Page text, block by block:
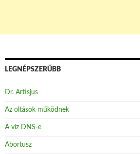
LEGNÉPSZERŰBB
Dr. Artisjus
Az oltások működnek
A víz DNS-e
Abortusz